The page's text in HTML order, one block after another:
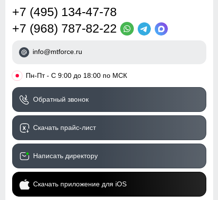
+7 (495) 134-47-78
+7 (968) 787-82-22
info@mtforce.ru
• Пн-Пт - С 9:00 до 18:00 по МСК
Обратный звонок
Скачать прайс-лист
Написать директору
Скачать приложение для iOS